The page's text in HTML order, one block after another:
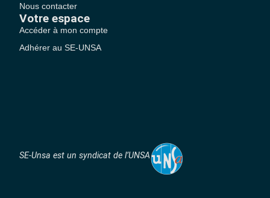
Nous contacter
Votre espace
Accéder à mon compte
Adhérer au SE-UNSA
SE-Unsa est un syndicat de l’UNSA